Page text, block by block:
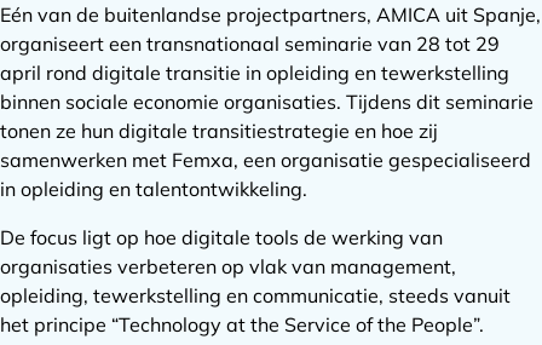
Eén van de buitenlandse projectpartners, AMICA uit Spanje,
organiseert een transnationaal seminarie van 28 tot 29
april rond digitale transitie in opleiding en tewerkstelling
binnen sociale economie organisaties. Tijdens dit seminarie
tonen ze hun digitale transitiestrategie en hoe zij
samenwerken met Femxa, een organisatie gespecialiseerd
in opleiding en talentontwikkeling.
De focus ligt op hoe digitale tools de werking van
organisaties verbeteren op vlak van management,
opleiding, tewerkstelling en communicatie, steeds vanuit
het principe “Technology at the Service of the People”.